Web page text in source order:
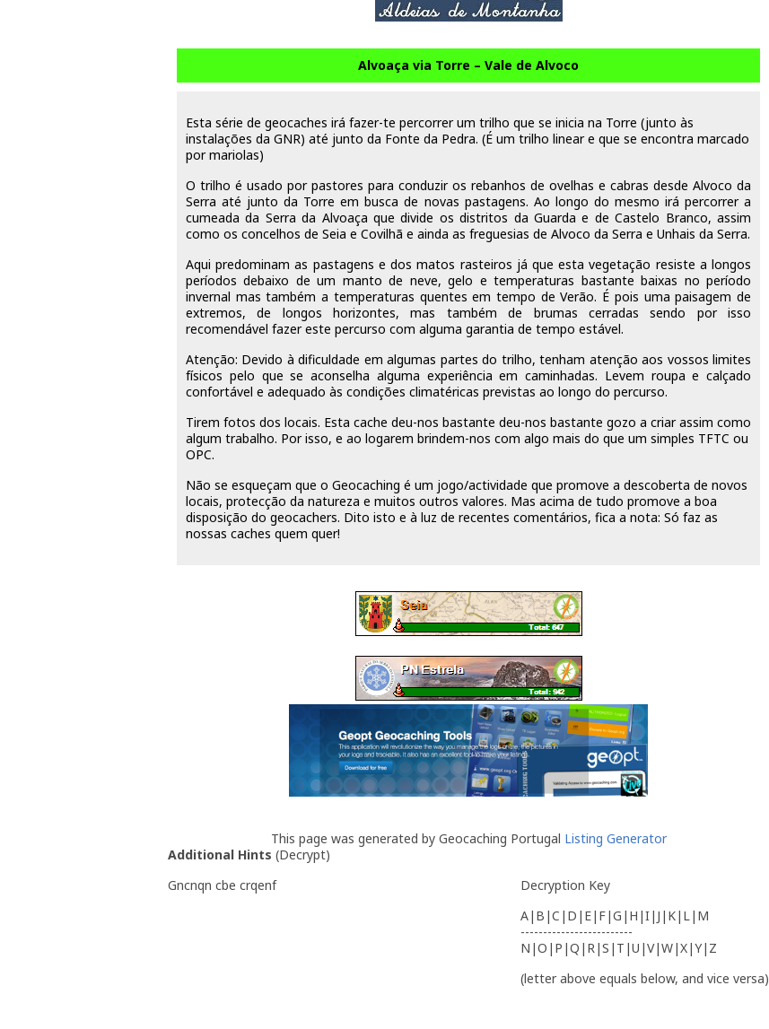
Alvoaça via Torre – Vale de Alvoco
Esta série de geocaches irá fazer-te percorrer um trilho que se inicia na Torre (junto às
instalações da GNR) até junto da Fonte da Pedra. (É um trilho linear e que se encontra marcado
por mariolas)
O trilho é usado por pastores para conduzir os rebanhos de ovelhas e cabras desde Alvoco da
Serra até junto da Torre em busca de novas pastagens. Ao longo do mesmo irá percorrer a
cumeada da Serra da Alvoaça que divide os distritos da Guarda e de Castelo Branco, assim
como os concelhos de Seia e Covilhã e ainda as freguesias de Alvoco da Serra e Unhais da Serra.
Aqui predominam as pastagens e dos matos rasteiros já que esta vegetação resiste a longos
períodos debaixo de um manto de neve, gelo e temperaturas bastante baixas no período
invernal mas também a temperaturas quentes em tempo de Verão. É pois uma paisagem de
extremos, de longos horizontes, mas também de brumas cerradas sendo por isso
recomendável fazer este percurso com alguma garantia de tempo estável.
Atenção: Devido à dificuldade em algumas partes do trilho, tenham atenção aos vossos limites
físicos pelo que se aconselha alguma experiência em caminhadas. Levem roupa e calçado
confortável e adequado às condições climatéricas previstas ao longo do percurso.
Tirem fotos dos locais. Esta cache deu-nos bastante deu-nos bastante gozo a criar assim como
algum trabalho. Por isso, e ao logarem brindem-nos com algo mais do que um simples TFTC ou
OPC.
Não se esqueçam que o Geocaching é um jogo/actividade que promove a descoberta de novos
locais, protecção da natureza e muitos outros valores. Mas acima de tudo promove a boa
disposição do geocachers. Dito isto e à luz de recentes comentários, fica a nota: Só faz as
nossas caches quem quer!
This page was generated by Geocaching Portugal Listing Generator
Additional Hints (Decrypt)
Gncnqn cbe crqenf
Decryption Key
A|B|C|D|E|F|G|H|I|J|K|L|M
-------------------------
N|O|P|Q|R|S|T|U|V|W|X|Y|Z
(letter above equals below, and vice versa)